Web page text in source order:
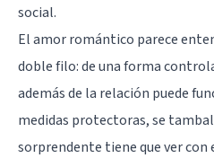
social.
El amor romántico parece
doble filo: de una forma
además de la relación puede
medidas protectoras, se
sorprendente tiene que ver con